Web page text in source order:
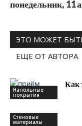
понедельник, 11
ЭТО МОЖЕТ
ЕЩЕ ОТ АВТОРА
Напольные
покрытия
Как
Стеновые
материалы